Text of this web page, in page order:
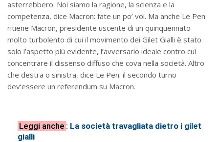
asterrebbero. Noi siamo la ragione, la scienza e la
competenza, dice Macron: fate un po’ voi. Ma anche Le Pen
ritiene Macron, presidente uscente di un quinquennato
molto turbolento di cui il movimento dei Gilet Gialli è stato
solo l’aspetto più evidente, l’avversario ideale contro cui
concentrare il dissenso diffuso che cova nella società. Altro
che destra o sinistra, dice Le Pen: il secondo turno
dev‘essere un referendum su Macron.
Leggi anche : La società travagliata dietro i gilet
gialli